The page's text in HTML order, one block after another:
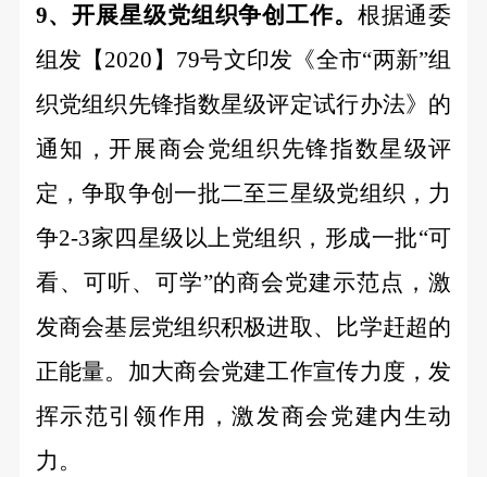
9、开展星级党组织争创工作。 根据通委
组发【2020】79号文印发《全市“两新”组
织党组织先锋指数星级评定试行办法》的
通知，开展商会党组织先锋指数星级评
定，争取争创一批二至三星级党组织，力
争2-3家四星级以上党组织，形成一批“可
看、可听、可学”的商会党建示范点，激
发商会基层党组织积极进取、比学赶超的
正能量。加大商会党建工作宣传力度，发
挥示范引领作用，激发商会党建内生动
力。